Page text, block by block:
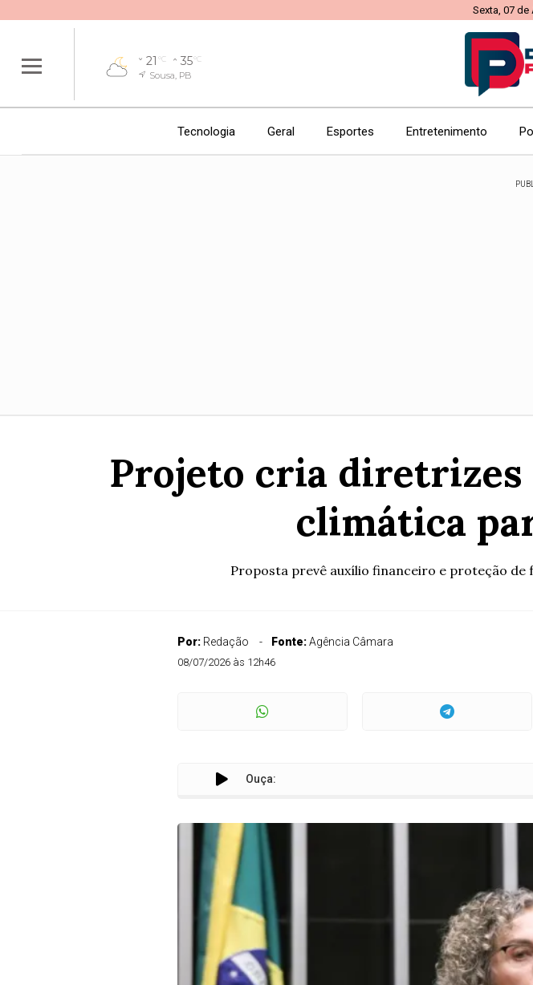
Sexta, 07
21 °C 35°C
Sousa, PB
Tecnologia Geral Esportes Entretenimento
Projeto cria diretrizes
climática
Proposta prevê auxílio financeiro e proteção
Por: Redação Fonte:Agência Câmara
08/07/2026 às 12h46
Ouça: